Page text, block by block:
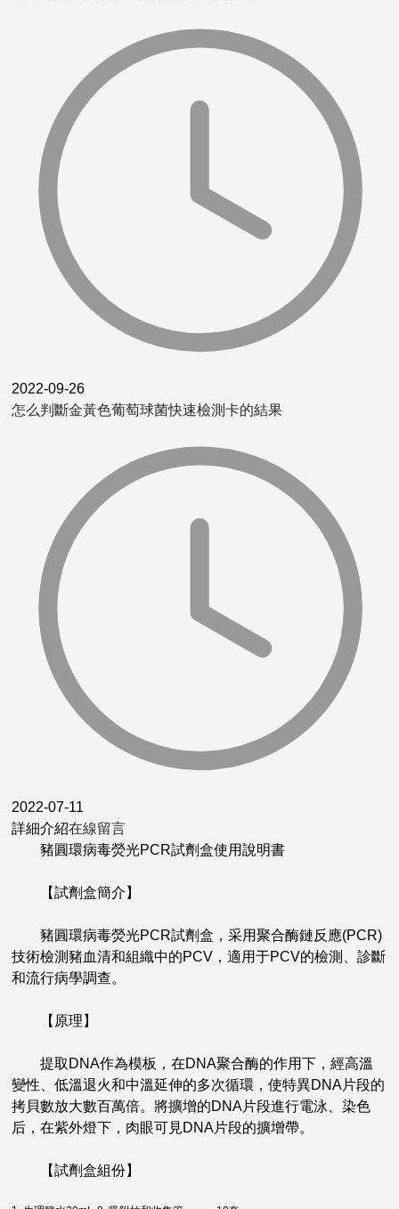
2022-09-26
怎么判斷金黃色葡萄球菌快速檢測卡的結果
2022-07-11
詳細介紹在線留言
豬圓環病毒熒光PCR試劑盒使用說明書
【試劑盒簡介】
豬圓環病毒熒光PCR試劑盒，采用聚合酶鏈反應(PCR)
技術檢測豬血清和組織中的PCV，適用于PCV的檢測、診斷
和流行病學調查。
【原理】
提取DNA作為模板，在DNA聚合酶的作用下，經高溫
變性、低溫退火和中溫延伸的多次循環，使特異DNA片段的
拷貝數放大數百萬倍。將擴增的DNA片段進行電泳、染色
后，在紫外燈下，肉眼可見DNA片段的擴增帶。
【試劑盒組份】